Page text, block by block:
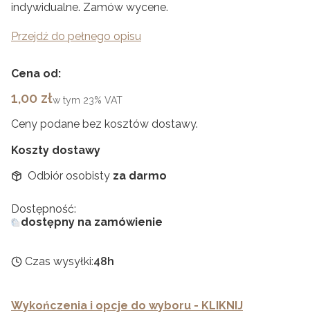
indywidualne. Zamów wycene.
Przejdź do pełnego opisu
Cena od:
Cena
1,00 złw tym 23% VAT
Ceny podane bez kosztów dostawy.
Koszty dostawy
Odbiór osobisty za darmo
Dostępność:
dostępny na zamówienie
Czas wysyłki:48h
Wykończenia i opcje do wyboru - KLIKNIJ